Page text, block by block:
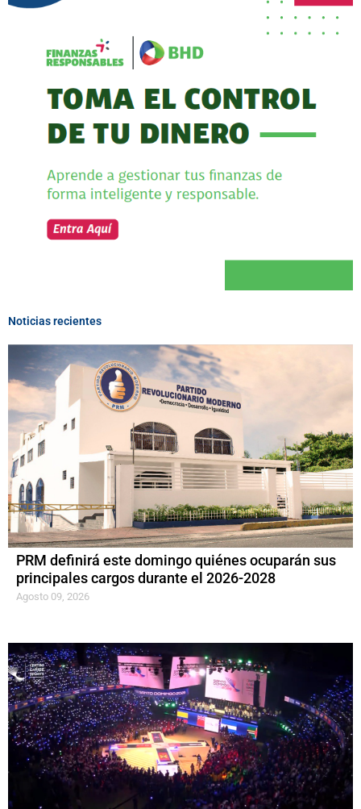
Noticias recientes
PRM definirá este domingo quiénes ocuparán sus
principales cargos durante el 2026-2028
Agosto 09, 2026